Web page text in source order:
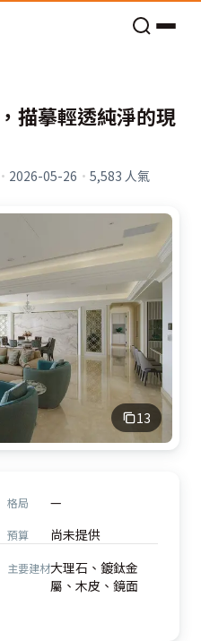
描摹輕透純淨的現
· 2026-05-26 · 5,583 人氣
13
格局 —
預算 尚未提供
主要建材大理石、鍍鈦金
屬、木皮、鏡面